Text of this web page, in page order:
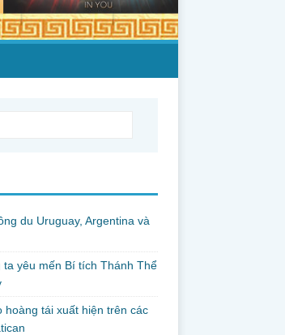
du Uruguay, Argentina và
ta yêu mến Bí tích Thánh Thể
tái xuất hiện trên các